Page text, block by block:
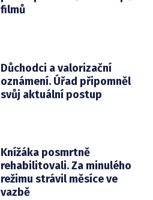
filmů
Důchodci a valorizační
oznámení. Úřad připomněl
svůj aktuální postup
Knížáka posmrtně
rehabilitovali. Za minulého
režimu strávil měsíce ve
vazbě